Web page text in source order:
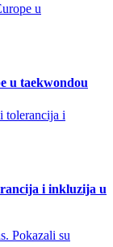
u taekwondou
i inkluzija u